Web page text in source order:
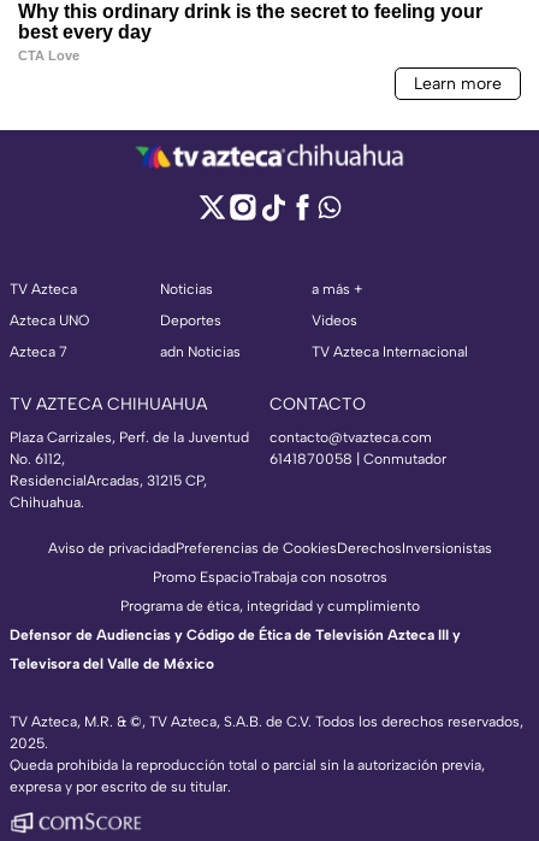
TV Azteca
Azteca UNO
Azteca 7
Noticias
Deportes
adn Noticias
a más +
Videos
TV Azteca Internacional
TV AZTECA CHIHUAHUA
Plaza Carrizales, Perf. de la Juventud
No. 6112,
ResidencialArcadas, 31215 CP,
Chihuahua.
CONTACTO
contacto@tvazteca.com
6141870058 | Conmutador
TV Azteca, M.R. & ©, TV Azteca, S.A.B. de C.V. Todos los derechos reservados,
2025.
Queda prohibida la reproducción total o parcial sin la autorización previa,
expresa y por escrito de su titular.
Aviso de privacidadPreferencias de CookiesDerechosInversionistas
Promo EspacioTrabaja con nosotros
Programa de ética, integridad y cumplimiento
Defensor de Audiencias y Código de Ética de Televisión Azteca III y
Televisora del Valle de México